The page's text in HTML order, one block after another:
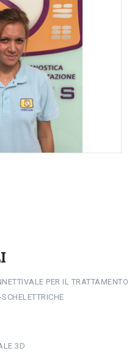
PER IL TRATTAMENTO
3D